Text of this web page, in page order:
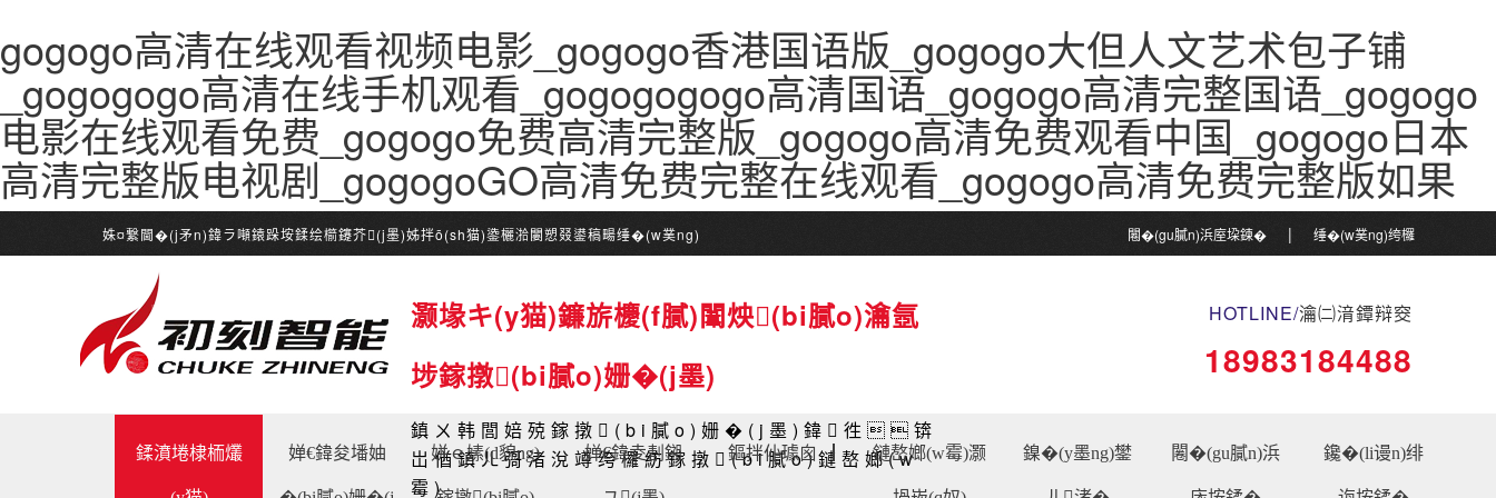
gogogo高清在线观看视频电影_gogogo香港国语版_gogogo大但人文艺术包子铺
_gogogogo高清在线手机观看_gogogogogo高清国语_gogogo高清完整国语_gogogo
电影在线观看免费_gogogo免费高清完整版_gogogo高清免费观看中国_gogogo日本
高清完整版电视剧_gogogoGO高清免费完整在线观看_gogogo高清免费完整版如果
姝¤繋閫�(j矛n)鍏ラ噸鎱跺垵鍒绘櫤鑳芥(j墨)姊拌ō(sh猫)鍌欐湁闄愬叕鍙稿畼缍�(w菐ng) 闂�(gu膩n)浜庢垜鍊� | 缍�(w菐ng)绔欏
灏堟キ(y猫)鐮旂櫦(f膩)闈炴(bi膩o)瀹氬
埗鎵撴(bi膩o)姗�(j墨)
鎮ㄨ韩閭婄殑鎵撴(bi膩o)姗�(j墨)鍏徃锛
岀偤鎮ㄦ彁渚涗竴绔欏紡鎵撴(bi膩o)鏈嶅嫏(w
霉)
HOTLINE/瀹㈡湇鐔辩窔
18983184488
鍒濆埢棣栭爜 婵€鍏夋墦妯 姘ｅ嫊(d貌ng) 婵€鍏夌剨鎺 鏂拌仦璩囪▕ 鏈嶅嫏(w霉)灏 鎳�(y墨ng)鐢 闂�(gu膩n)浜 鑱�(li谩n)绯